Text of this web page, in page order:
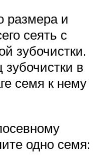
размера и
сеять с
зубочистки.
в
семя к нему
одно семя: